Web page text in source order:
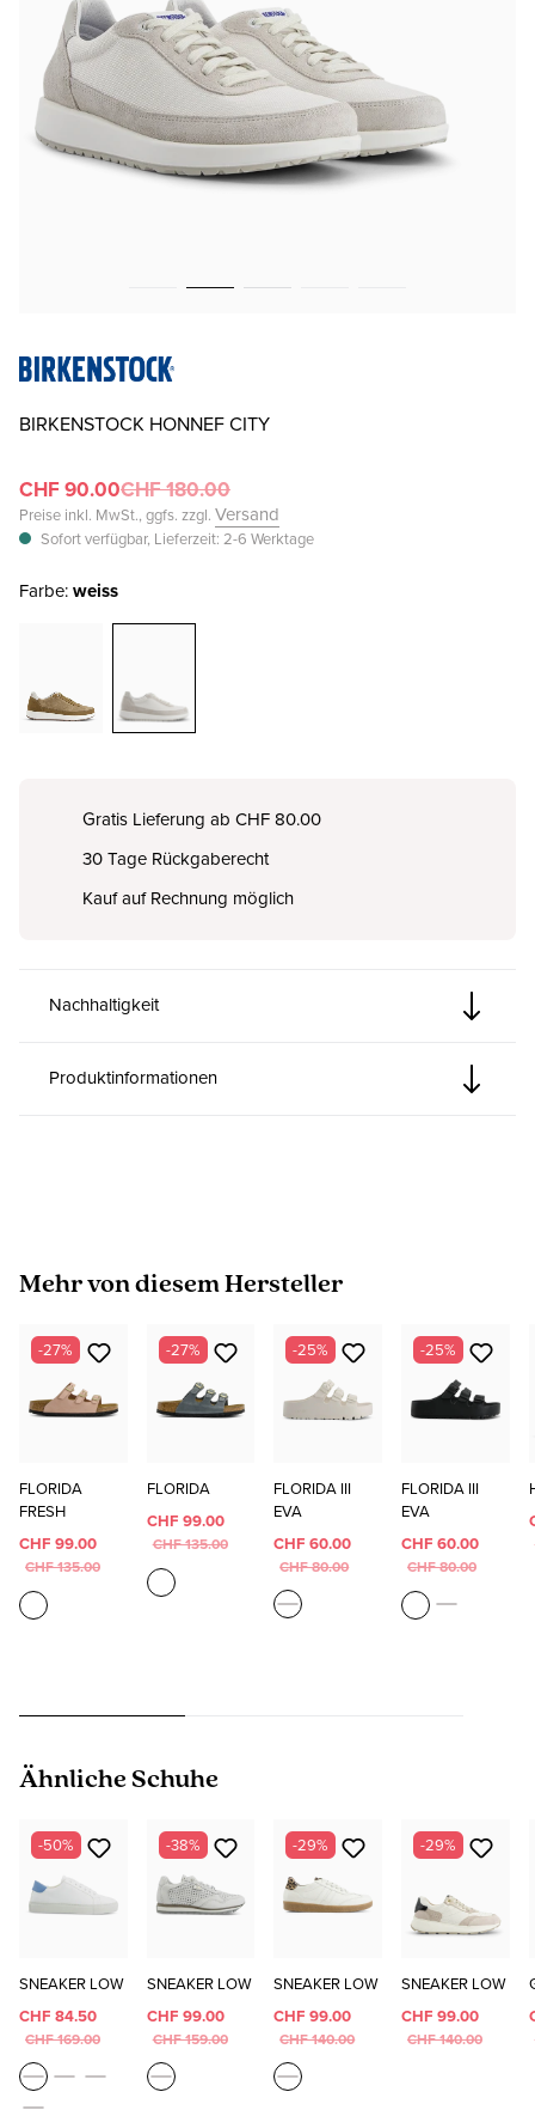
BIRKENSTOCK HONNEF CITY
CHF 90.00CHF 180.00
Preise inkl. MwSt., ggfs. zzgl. Versand
Sofort verfügbar, Lieferzeit: 2-6 Werktage
Farbe:weiss
Gratis Lieferung ab CHF 80.00
30 Tage Rückgaberecht
Kauf auf Rechnung möglich
Nachhaltigkeit
Produktinformationen
Produktgalerie überspringen
Mehr von diesem Hersteller
-27%
FLORIDA
FRESH
CHF 99.00
CHF 135.00
-27%
FLORIDA
CHF 99.00
CHF 135.00
-25%
FLORIDA III
EVA
CHF 60.00
CHF 80.00
-25%
FLORIDA III
EVA
CHF 60.00
CHF 80.00
Produktgalerie überspringen
Ähnliche Schuhe
-50%
SNEAKER LOW
CHF 84.50
CHF 169.00
-38%
SNEAKER LOW
CHF 99.00
CHF 159.00
-29%
SNEAKER LOW
CHF 99.00
CHF 140.00
-29%
SNEAKER LOW
CHF 99.00
CHF 140.00